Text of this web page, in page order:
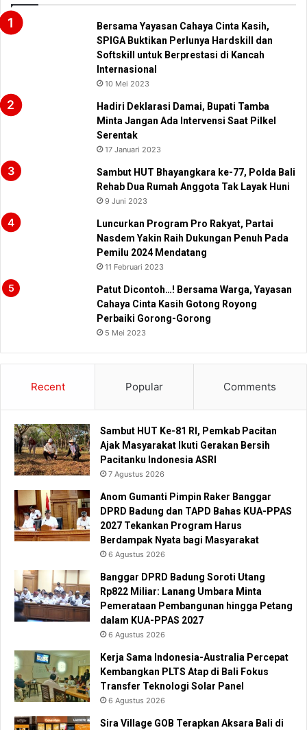
Bersama Yayasan Cahaya Cinta Kasih,
SPIGA Buktikan Perlunya Hardskill dan
Softskill untuk Berprestasi di Kancah
Internasional
10 Mei 2023
Hadiri Deklarasi Damai, Bupati Tamba
Minta Jangan Ada Intervensi Saat Pilkel
Serentak
17 Januari 2023
Sambut HUT Bhayangkara ke-77, Polda Bali
Rehab Dua Rumah Anggota Tak Layak Huni
9 Juni 2023
Luncurkan Program Pro Rakyat, Partai
Nasdem Yakin Raih Dukungan Penuh Pada
Pemilu 2024 Mendatang
11 Februari 2023
Patut Dicontoh…! Bersama Warga, Yayasan
Cahaya Cinta Kasih Gotong Royong
Perbaiki Gorong-Gorong
5 Mei 2023
Recent Popular Comments
Sambut HUT Ke-81 RI, Pemkab Pacitan
Ajak Masyarakat Ikuti Gerakan Bersih
Pacitanku Indonesia ASRI
7 Agustus 2026
Anom Gumanti Pimpin Raker Banggar
DPRD Badung dan TAPD Bahas KUA-PPAS
2027 Tekankan Program Harus
Berdampak Nyata bagi Masyarakat
6 Agustus 2026
Banggar DPRD Badung Soroti Utang
Rp822 Miliar: Lanang Umbara Minta
Pemerataan Pembangunan hingga Petang
dalam KUA-PPAS 2027
6 Agustus 2026
Kerja Sama Indonesia-Australia Percepat
Kembangkan PLTS Atap di Bali Fokus
Transfer Teknologi Solar Panel
6 Agustus 2026
Sira Village GOB Terapkan Aksara Bali di